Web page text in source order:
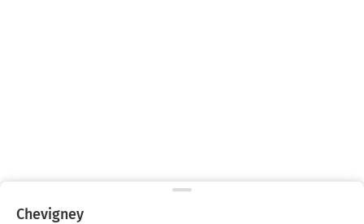
Chevigney